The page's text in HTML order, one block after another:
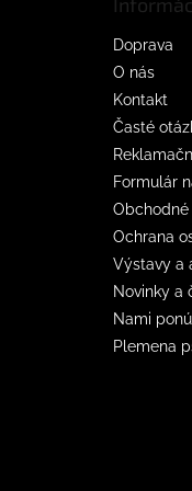
Doprava
O nás
Kontakt
Časté
Formulár
Ochrana
Výstavy a
Novinky a
Nami
Plemena